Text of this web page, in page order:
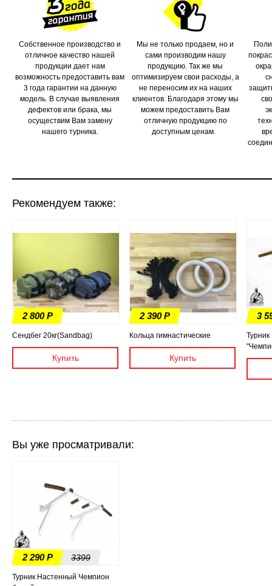
Собственное производство и
отличное качество нашей
продукции дает нам
возможность предоставить вам
3 года гарантии на данную
модель. В случае выявления
дефектов или брака, мы
осуществим Вам замену
нашего турника.
Мы не только продаем, но и
сами производим нашу
продукцию. Так же мы
оптимизируем свои расходы, а
не переносим их на наших
клиентов. Благодаря этому мы
можем предоставить Вам
отличную продукцию по
доступным ценам.
Рекомендуем также:
2 800 Р
Сендбег 20кг(Sandbag)
2 390 Р
Кольца гимнастические
3
Вы уже просматривали:
2 290 Р 3399
Турник Настенный Чемпион